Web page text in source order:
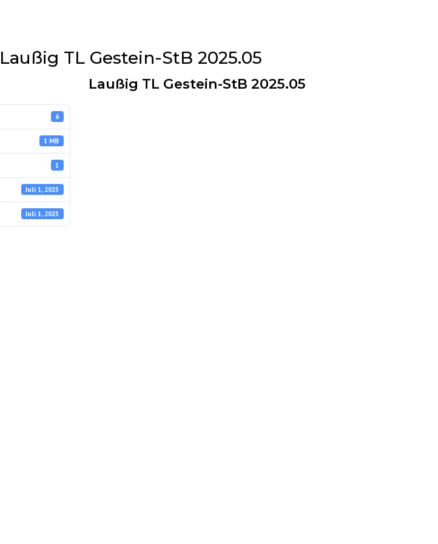
Laußig TL Gestein-StB 2025.05
6
1 MB
1
Juli 1, 2025
Juli 1, 2025
Laußig TL Gestein-StB 2025.05